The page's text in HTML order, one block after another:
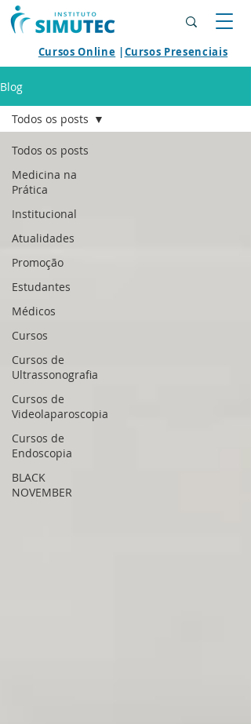
Cursos Online |Cursos Presenciais
Blog
Todos os posts
Medicina na
Prática
Institucional
Atualidades
Promoção
Estudantes
Médicos
Cursos
Cursos de
Ultrassonografia
Cursos de
Videolaparoscopia
Cursos de
Endoscopia
BLACK
NOVEMBER
Todos os posts